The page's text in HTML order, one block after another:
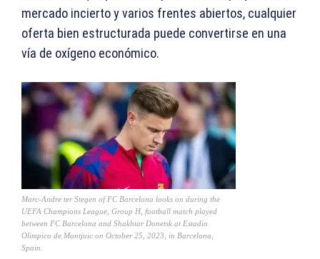
mercado incierto y varios frentes abiertos, cualquier
oferta bien estructurada puede convertirse en una
vía de oxígeno económico.
Marc-Andre ter Stegen of FC Barcelona looks on during the
UEFA Champions League, Group H, football match played
between FC Barcelona and Shakhtar Donetsk at Estadio
Olimpico de Montjuic on October 25, 2023, in Barcelona,
Spain.